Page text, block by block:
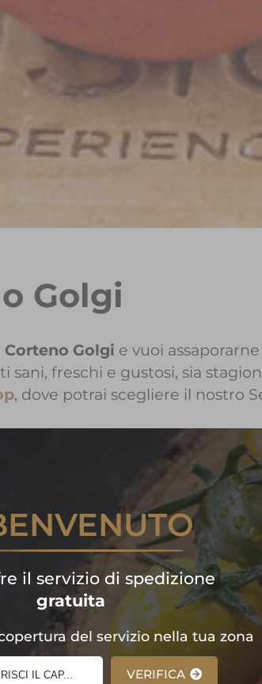
Golgi
Corteno Golgi e vuoi
freschi e gustosi, sia
, dove potrai scegliere il nostro
sui Prodotti Ellisio
Contattaci!
la tua spesa di frutta
E-Shop!
il servizio di spedizione
gratuita
del servizio nella tua zona
VERIFICA